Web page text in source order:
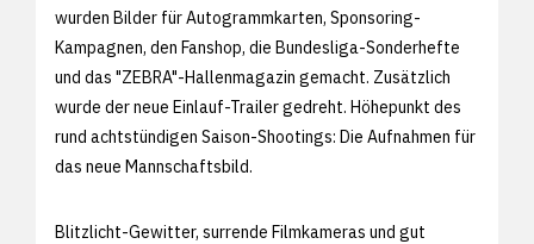
wurden Bilder für Autogrammkarten, Sponsoring-
Kampagnen, den Fanshop, die Bundesliga-Sonderhefte
und das "ZEBRA"-Hallenmagazin gemacht. Zusätzlich
wurde der neue Einlauf-Trailer gedreht. Höhepunkt des
rund achtstündigen Saison-Shootings: Die Aufnahmen für
das neue Mannschaftsbild.
Blitzlicht-Gewitter, surrende Filmkameras und gut